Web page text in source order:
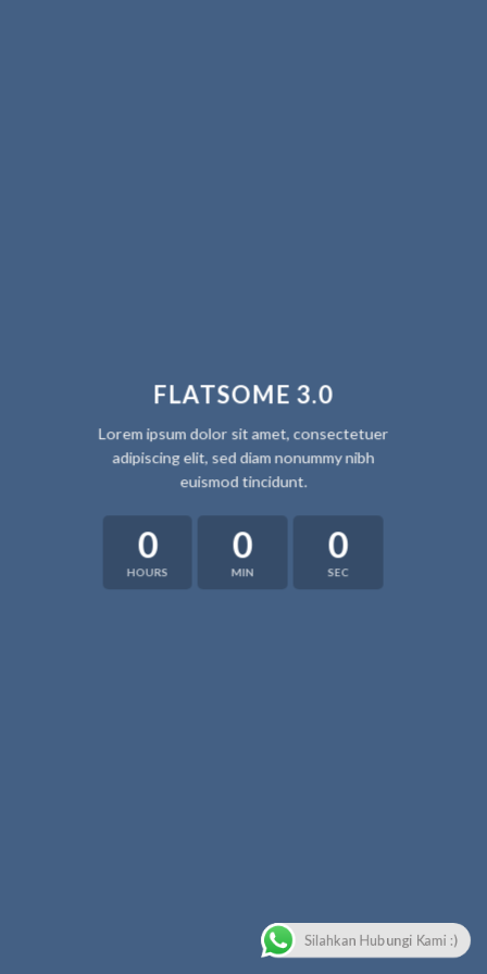
FLATSOME 3.0
Lorem ipsum dolor sit amet, consectetuer
adipiscing elit, sed diam nonummy nibh
euismod tincidunt.
0
HOURS
0
MIN
0
SEC
Silahkan Hubungi Kami :)